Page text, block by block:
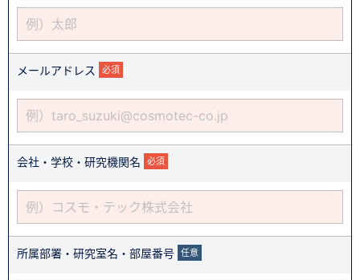
メールアドレス 必須
会社・学校・研究機関名 必須
所属部署・研究室名・部屋番号 任意